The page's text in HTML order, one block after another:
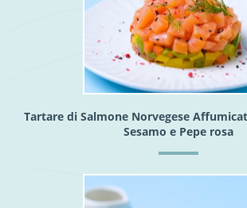
Tartare di Salmone Norvegese
Sesamo e Pepe rosa